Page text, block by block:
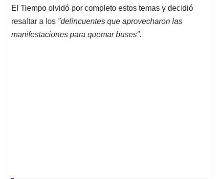
El Tiempo olvidó por completo estos temas y decidió
resaltar a los "delincuentes que aprovecharon las
manifestaciones para quemar buses".